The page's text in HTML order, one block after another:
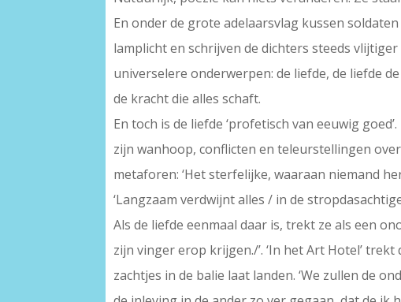
En onder de grote adelaarsvlag kussen
lamplicht en schrijven de dichters steeds
universelere onderwerpen: de liefde, de liefde
de kracht die alles schaft.
En toch is de liefde ‘profetisch van eeuwig
zijn wanhoop, conflicten en teleurstellingen
metaforen: ‘Het sterfelijke, waaraan niemand
‘Langzaam verdwijnt alles / in de
Als de liefde eenmaal daar is, trekt ze als een
zijn vinger erop krijgen./’. ‘In het Art Hotel’
zachtjes in de balie laat landen. ‘We zullen de